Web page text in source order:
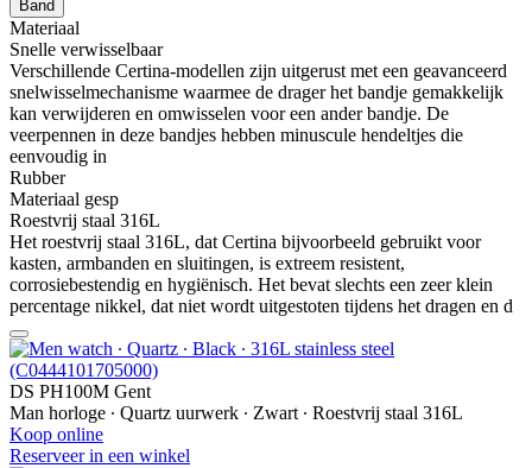
Band
Materiaal
Snelle verwisselbaar
Verschillende Certina-modellen zijn uitgerust met een geavanceerd
snelwisselmechanisme waarmee de drager het bandje gemakkelijk
kan verwijderen en omwisselen voor een ander bandje. De
veerpennen in deze bandjes hebben minuscule hendeltjes die
eenvoudig in
Rubber
Materiaal gesp
Roestvrij staal 316L
Het roestvrij staal 316L, dat Certina bijvoorbeeld gebruikt voor
kasten, armbanden en sluitingen, is extreem resistent,
corrosiebestendig en hygiënisch. Het bevat slechts een zeer klein
percentage nikkel, dat niet wordt uitgestoten tijdens het dragen en d
DS PH100M Gent
Man horloge ∙ Quartz uurwerk ∙ Zwart ∙ Roestvrij staal 316L
Koop online
Reserveer in een winkel